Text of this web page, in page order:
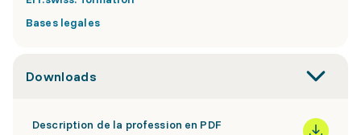
Bases legales
Downloads
Description de la profession en PDF